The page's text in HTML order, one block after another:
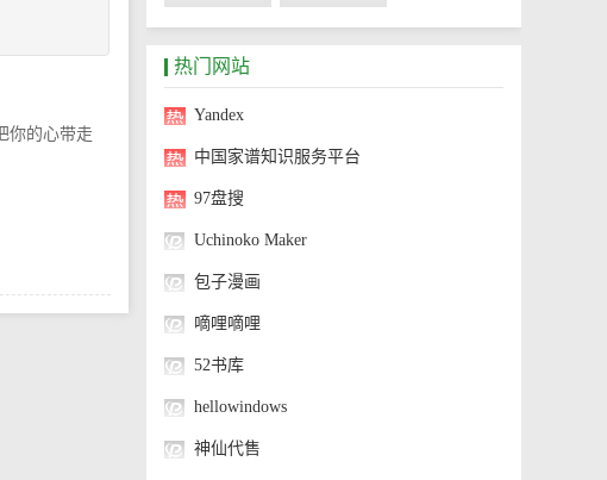
你的心带走
热门网站
Yandex
中国家谱知识服务平台
97盘搜
Uchinoko Maker
包子漫画
嘀哩嘀哩
52书库
hellowindows
神仙代售